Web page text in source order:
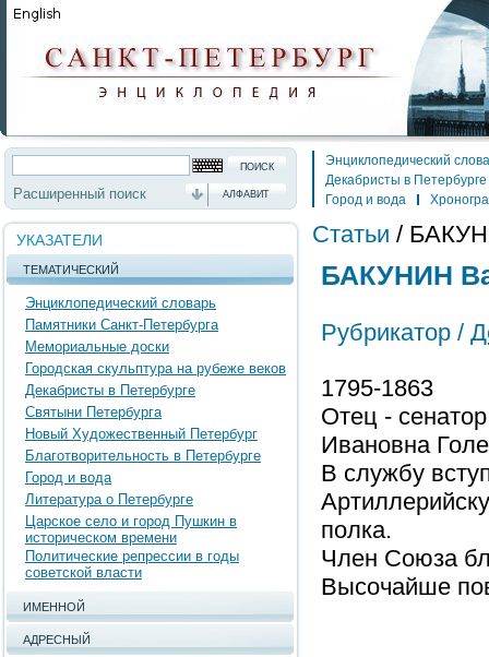
Расширенный поиск АЛФАВИТ
УКАЗАТЕЛИ
ТЕМАТИЧЕСКИЙ
Энциклопедический словарь
Памятники Санкт-Петербурга
Мемориальные доски
Городская скульптура на рубеже веков
Декабристы в Петербурге
Святыни Петербурга
Новый Художественный Петербург
Благотворительность в Петербурге
Город и вода
Литература о Петербурге
Царское село и город Пушкин в
историческом времени
Политические репрессии в годы
советской власти
ИМЕННОЙ
АДРЕСНЫЙ
Энциклопедический
Декабристы в Петербурге
Город и вода
Статьи /
БАКУНИН
Рубрикатор /
1795-1863
Отец -
Ивановна
В службу
полка.
Член Союза
Высочайше